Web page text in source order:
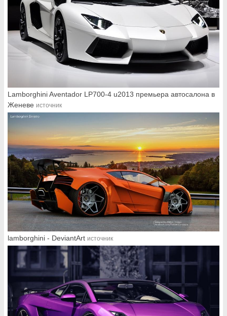
Lamborghini Aventador LP700-4 u2013 премьера автосалона в
Женеве источник
lamborghini - DeviantArt источник